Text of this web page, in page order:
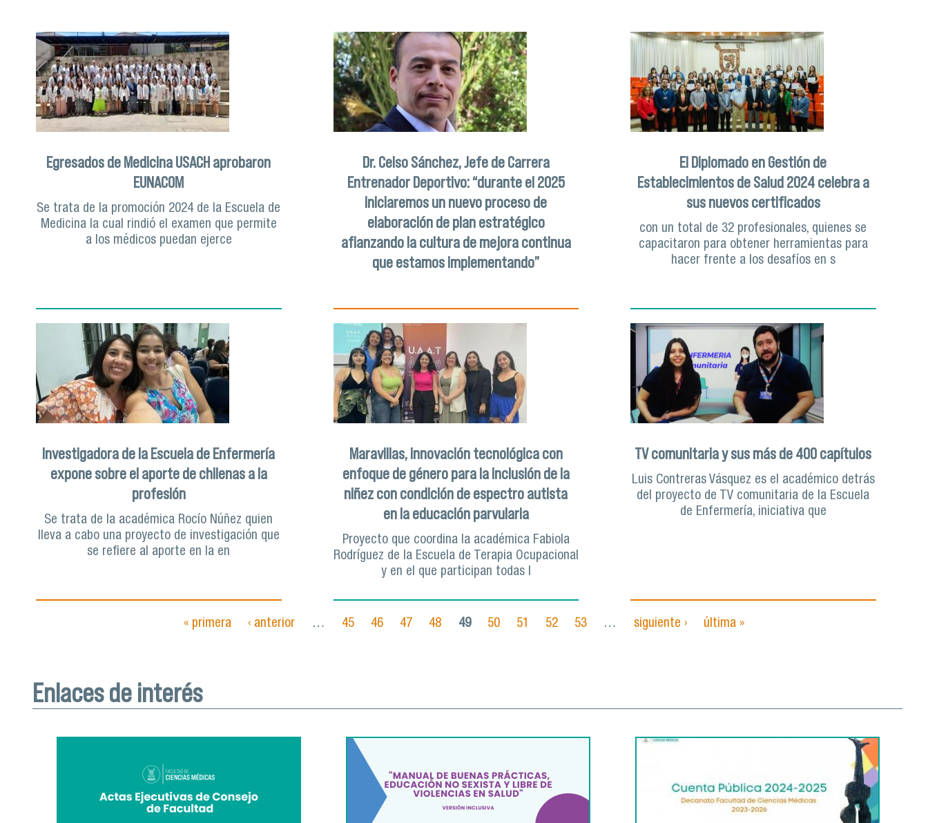
Egresados de Medicina USACH aprobaron
EUNACOM
Se trata de la promoción 2024 de la Escuela de
Medicina la cual rindió el examen que permite
a los médicos puedan ejerce
Dr. Celso Sánchez, Jefe de Carrera
Entrenador Deportivo: “durante el 2025
iniciaremos un nuevo proceso de
elaboración de plan estratégico
afianzando la cultura de mejora continua
que estamos implementando”
El Diplomado en Gestión de
Establecimientos de Salud 2024 celebra a
sus nuevos certificados
con un total de 32 profesionales, quienes se
capacitaron para obtener herramientas para
hacer frente a los desafíos en s
Investigadora de la Escuela de Enfermería
expone sobre el aporte de chilenas a la
profesión
Se trata de la académica Rocío Núñez quien
lleva a cabo una proyecto de investigación que
se refiere al aporte en la en
Maravillas, innovación tecnológica con
enfoque de género para la inclusión de la
niñez con condición de espectro autista
en la educación parvularia
Proyecto que coordina la académica Fabiola
Rodríguez de la Escuela de Terapia Ocupacional
y en el que participan todas l
TV comunitaria y sus más de 400 capítulos
Luis Contreras Vásquez es el académico detrás
del proyecto de TV comunitaria de la Escuela
de Enfermería, iniciativa que
« primera ‹ anterior … 45 46 47 48 49 50 51 52 53 … siguiente › última »
Enlaces de interés